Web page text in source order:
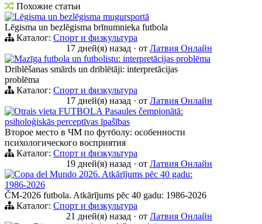
Похожие статьи
Lēgisma un bezlēgisma mugursportā
Lēgisma un bezlēgisma brīnumnieka futbola
Каталог: Спорт и физкультура
17 дней(я) назад · от Латвия Онлайн
Mazīga futbola un futbolistu: interpretācijas problēma
Driblēšanas smārds un driblētāji: interpretācijas
problēma
Каталог: Спорт и физкультура
17 дней(я) назад · от Латвия Онлайн
Otrais vieta FUTBOLA Pasaules čempionātā:
psiholoģiskās perceptīvas īpašības
Второе место в ЧМ по футболу: особенности
психологического восприятия
Каталог: Спорт и физкультура
19 дней(я) назад · от Латвия Онлайн
Copa del Mundo 2026. Atkārījums pēc 40 gadu:
1986-2026
ČM-2026 futbola. Atkārījums pēc 40 gadu: 1986-2026
Каталог: Спорт и физкультура
21 дней(я) назад · от Латвия Онлайн